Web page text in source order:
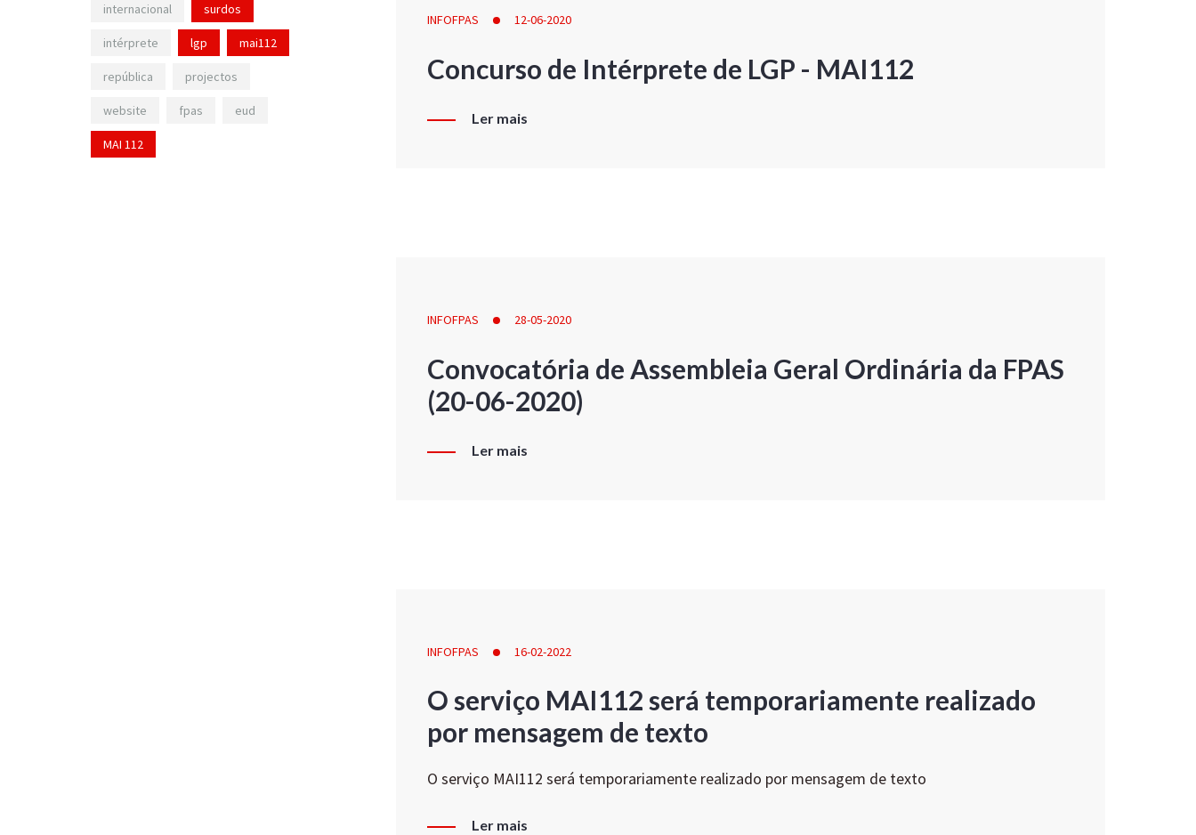
INFOFPAS 12-06-2020
Concurso de Intérprete de LGP - MAI112
Ler mais
INFOFPAS 28-05-2020
Convocatória de Assembleia Geral Ordinária da FPAS
(20-06-2020)
Ler mais
INFOFPAS 16-02-2022
O serviço MAI112 será temporariamente realizado
por mensagem de texto
O serviço MAI112 será temporariamente realizado por mensagem de texto
Ler mais
internacional surdos
intérprete lgp mai112
república projectos
website fpas eud
MAI 112